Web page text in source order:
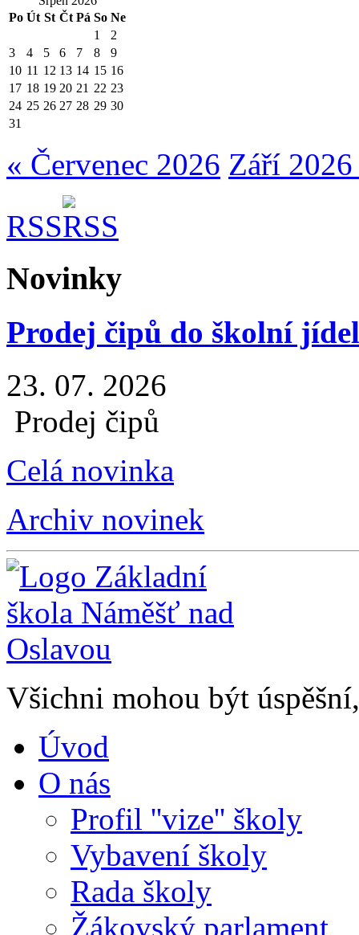
Po Út St Čt Pá So Ne
1
2
3
4 5 6 7 8
9
10 11 12 13 14 15 16
17 18 19 20 21 22 23
24 25 26 27 28 29 30
31
« Červenec 2026 Září
RSS
Novinky
Prodej čipů do školní
23. 07. 2026
Prodej čipů
Celá novinka
Archiv novinek
Všichni mohou být
Úvod
O nás
Profil ''vize'' školy
Vybavení školy
Rada školy
Žákovský parlament